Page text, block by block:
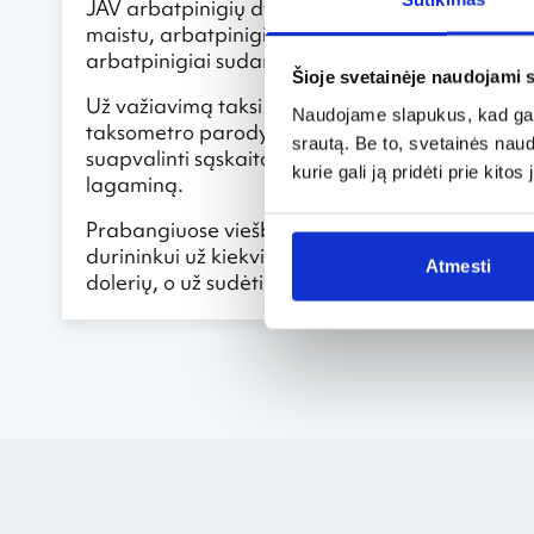
Šioje svetainėje naudojami
Naudojame slapukus, kad
srautą. Be to, svetainės
kurie gali ją pridėti prie kitos
Atmesti
JAV arbatpinigių dydis irgi ne visuomet yra
maistu, arbatpinigiai sudaro iki 15 proc.
arbatpinigiai sudaro ne mažiau kaip 20 proc.
Už važiavimą taksi Niujorke ar Čikagoje,
taksometro parodymų, kai tuo tarpu
suapvalinti sąskaitos sumą. Atvykus į viešbutį
lagaminą.
Prabangiuose viešbučiuose arbatpinigiai
durininkui už kiekvieną prašymą, pavyzdžiui,
dolerių, o už sudėtingesnį, skubų prašymą